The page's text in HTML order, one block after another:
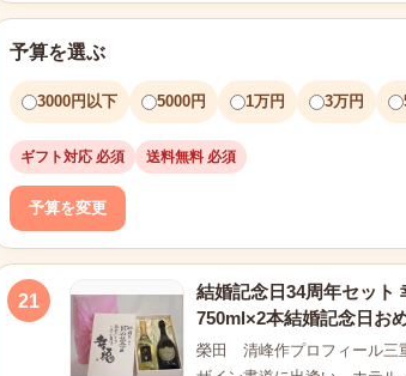
予算を選ぶ
3000円以下 5000円 1万円 3万円
ギフト対応 必須 送料無料 必須
予算を変更
21
結婚記念日34周年セット
750ml×2本結婚記念日お
榮田 清峰作プロフィール三